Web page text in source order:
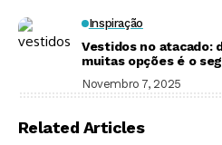
Inspiração
Vestidos no atacado:
muitas opções é o
Novembro 7, 2025
Related Articles